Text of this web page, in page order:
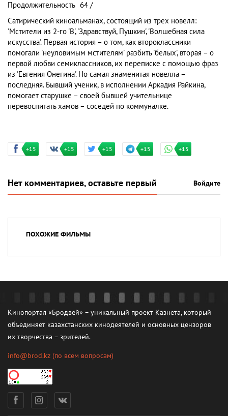
Продолжительность 64 /
Сатирический киноальманах, состоящий из трех новелл:
'Мстители из 2-го 'В', 'Здравствуй, Пушкин', 'Волшебная сила
искусства'. Первая история – о том, как второклассники
помогали 'неуловимым мстителям' разбить 'белых', вторая – о
первой любви семиклассников, их переписке с помощью фраз
из 'Евгения Онегина'. Но самая знаменитая новелла –
последняя. Бывший ученик, в исполнении Аркадия Райкина,
помогает старушке – своей бывшей учительнице
перевоспитать хамов – соседей по коммуналке.
+15 +15 +15 +15 +15
Нет комментариев, оставьте первый Войдите
ПОХОЖИЕ ФИЛЬМЫ
Кинопортал «Бродвей» – уникальный проект Казнета, который
объединяет казахстанских кинодеятелей и основных цензоров
их творчества – зрителей.
info@brod.kz (по всем вопросам)